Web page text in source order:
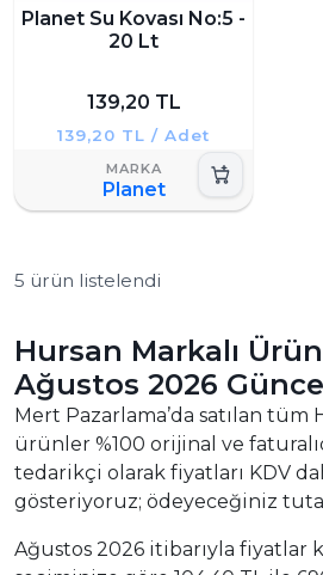
Planet Su Kovası No:5 -
20 Lt
139,20 TL
139,20 TL / Adet
Planet
5 ürün listelendi
Hursan Markalı
Ağustos 2026
Mert Pazarlama’da satılan tüm
ürünler %100 orijinal ve
tedarikçi olarak fiyatları KDV
gösteriyoruz; ödeyeceğiniz
Ağustos 2026 itibarıyla fiyatlar